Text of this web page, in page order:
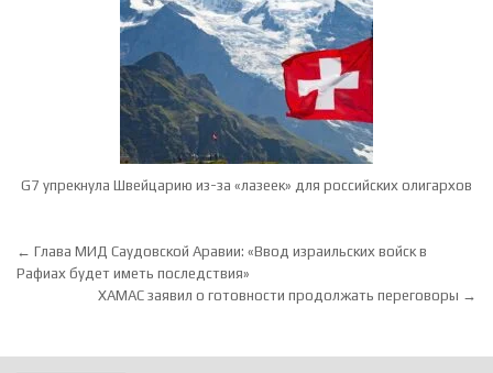
G7 упрекнула Швейцарию из-за «лазеек» для российских олигархов
Навигация по записям
← Глава МИД Саудовской Аравии: «Ввод израильских войск в
Рафиах будет иметь последствия»
ХАМАС заявил о готовности продолжать переговоры →